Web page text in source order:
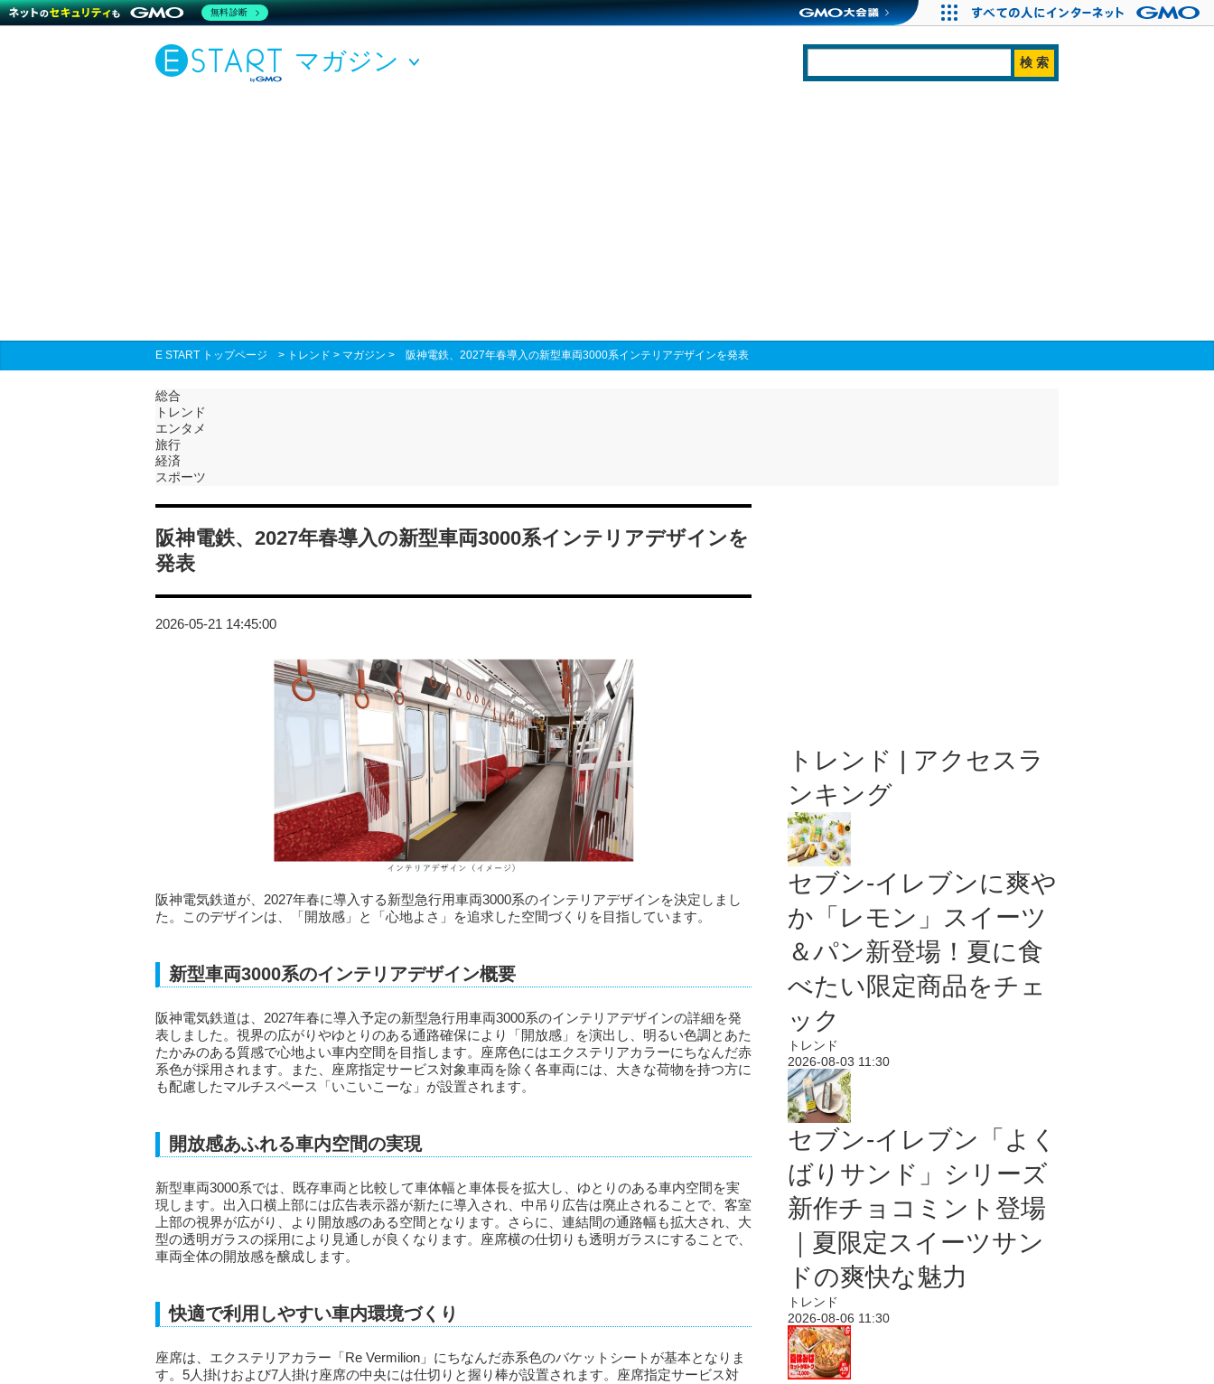
マガジン
E START トップページ > トレンド > マガジン > 阪神電鉄、2027年春導入の新型車両3000系インテリアデザインを発表
総合
トレンド
エンタメ
旅行
経済
スポーツ
阪神電鉄、2027年春導入の新型車両3000系インテリアデザインを
発表
2026-05-21 14:45:00
阪神電気鉄道が、2027年春に導入する新型急行用車両3000系のインテリアデザインを決定しまし
た。このデザインは、「開放感」と「心地よさ」を追求した空間づくりを目指しています。
新型車両3000系のインテリアデザイン概要
阪神電気鉄道は、2027年春に導入予定の新型急行用車両3000系のインテリアデザインの詳細を発
表しました。視界の広がりやゆとりのある通路確保により「開放感」を演出し、明るい色調とあた
たかみのある質感で心地よい車内空間を目指します。座席色にはエクステリアカラーにちなんだ赤
系色が採用されます。また、座席指定サービス対象車両を除く各車両には、大きな荷物を持つ方に
も配慮したマルチスペース「いこいこーな」が設置されます。
開放感あふれる車内空間の実現
新型車両3000系では、既存車両と比較して車体幅と車体長を拡大し、ゆとりのある車内空間を実
現します。出入口横上部には広告表示器が新たに導入され、中吊り広告は廃止されることで、客室
上部の視界が広がり、より開放感のある空間となります。さらに、連結間の通路幅も拡大され、大
型の透明ガラスの採用により見通しが良くなります。座席横の仕切りも透明ガラスにすることで、
車両全体の開放感を醸成します。
快適で利用しやすい車内環境づくり
座席は、エクステリアカラー「Re Vermilion」にちなんだ赤系色のバケットシートが基本となりま
す。5人掛けおよび7人掛け座席の中央には仕切りと握り棒が設置されます。座席指定サービス対
トレンド | アクセスラ
ンキング
セブン‐イレブンに爽や
か「レモン」スイーツ
＆パン新登場！夏に食
べたい限定商品をチェ
ック
トレンド
2026-08-03 11:30
セブン‐イレブン「よく
ばりサンド」シリーズ
新作チョコミント登場
｜夏限定スイーツサン
ドの爽快な魅力
トレンド
2026-08-06 11:30
無料診断